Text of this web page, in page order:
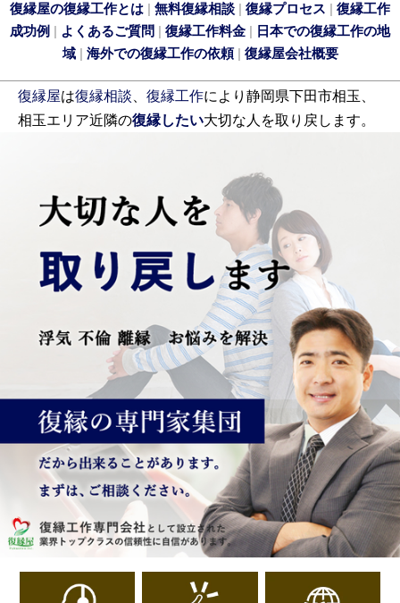
復縁屋の復縁工作とは | 無料復縁相談 | 復縁プロセス | 復縁工作
成功例 | よくあるご質問 | 復縁工作料金 | 日本での復縁工作の地
域| 海外での復縁工作の依頼| 復縁屋会社概要
復縁屋は復縁相談 復縁工作により静岡県下田市相玉、
相玉エリア近隣の復縁したい大切な人を取り戻します。